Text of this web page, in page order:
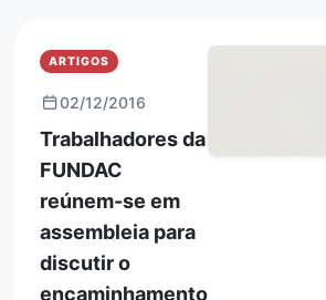
ARTIGOS
02/12/2016
Trabalhadores da
FUNDAC
reúnem-se em
assembleia para
discutir o
encaminhamento